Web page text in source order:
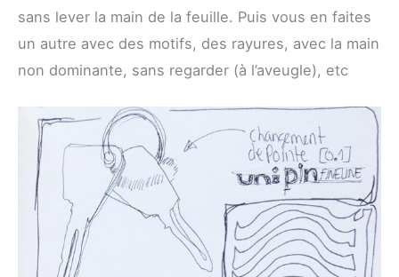
sans lever la main de la feuille. Puis vous en faites
un autre avec des motifs, des rayures, avec la main
non dominante, sans regarder (à l’aveugle), etc